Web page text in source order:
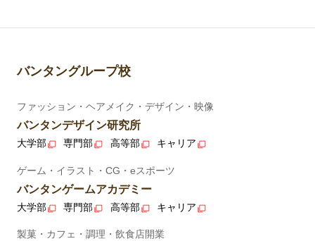
バンタングループ校
ファッション・ヘアメイク・デザイン・映像
バンタンデザイン研究所
大学部 専門部 高等部 キャリア
ゲーム・イラスト・CG・eスポーツ
バンタンゲームアカデミー
大学部 専門部 高等部 キャリア
製菓・カフェ・調理・飲食店開業